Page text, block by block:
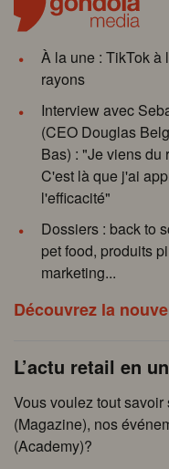
À la une : TikTok à
rayons
Interview avec
(CEO Douglas
Bas) : "Je viens du
C'est là que j'ai
l'efficacité"
Dossiers : back to
pet food, produits
marketing...
Découvrez la
L’actu retail en
Vous voulez tout
(Magazine), nos
(Academy)?